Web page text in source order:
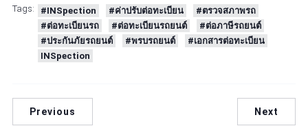
Tags: #INSpection #ค่าปรับต่อทะเบียน
#ตรวจสภาพรถ
#ต่อทะเบียนรถ
#ต่อทะเบียนรถยนต์
#ต่อภาษีรถยนต์
#ประกันภัยรถยนต์
#พรบรถยนต์
#เอกสารต่อทะเบียน
INSpection
Previous Next